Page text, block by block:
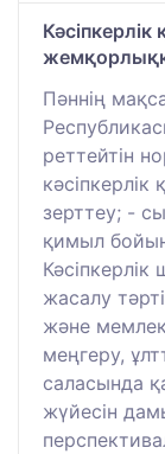
Пәннің
реттейтін
зерттеу; -
қимыл
жасалу
және
меңгеру,
саласында
жүйесін